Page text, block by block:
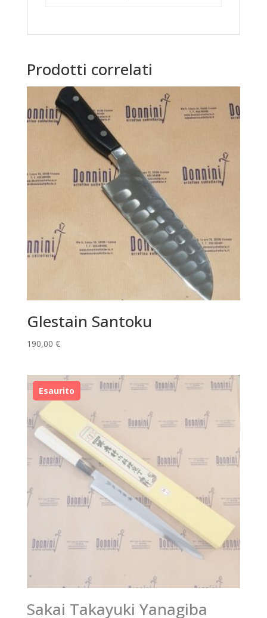
Prodotti correlati
Glestain Santoku
190,00 €
Sakai Takayuki Yanagiba